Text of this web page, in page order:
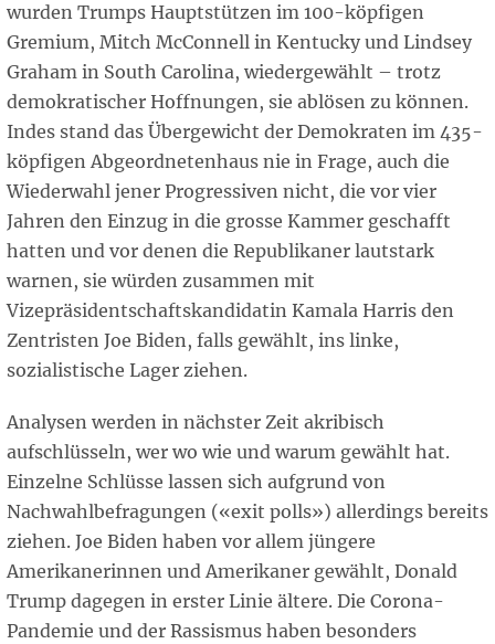
wurden Trumps Hauptstützen im 100-köpfigen
Gremium, Mitch McConnell in Kentucky und Lindsey
Graham in South Carolina, wiedergewählt – trotz
demokratischer Hoffnungen, sie ablösen zu können.
Indes stand das Übergewicht der Demokraten im 435-
köpfigen Abgeordnetenhaus nie in Frage, auch die
Wiederwahl jener Progressiven nicht, die vor vier
Jahren den Einzug in die grosse Kammer geschafft
hatten und vor denen die Republikaner lautstark
warnen, sie würden zusammen mit
Vizepräsidentschaftskandidatin Kamala Harris den
Zentristen Joe Biden, falls gewählt, ins linke,
sozialistische Lager ziehen.
Analysen werden in nächster Zeit akribisch
aufschlüsseln, wer wo wie und warum gewählt hat.
Einzelne Schlüsse lassen sich aufgrund von
Nachwahlbefragungen («exit polls») allerdings bereits
ziehen. Joe Biden haben vor allem jüngere
Amerikanerinnen und Amerikaner gewählt, Donald
Trump dagegen in erster Linie ältere. Die Corona-
Pandemie und der Rassismus haben besonders